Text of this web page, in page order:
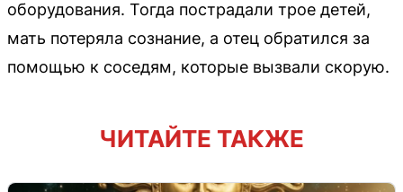
оборудования. Тогда пострадали трое детей,
мать потеряла сознание, а отец обратился за
помощью к соседям, которые вызвали скорую.
ЧИТАЙТЕ ТАКЖЕ